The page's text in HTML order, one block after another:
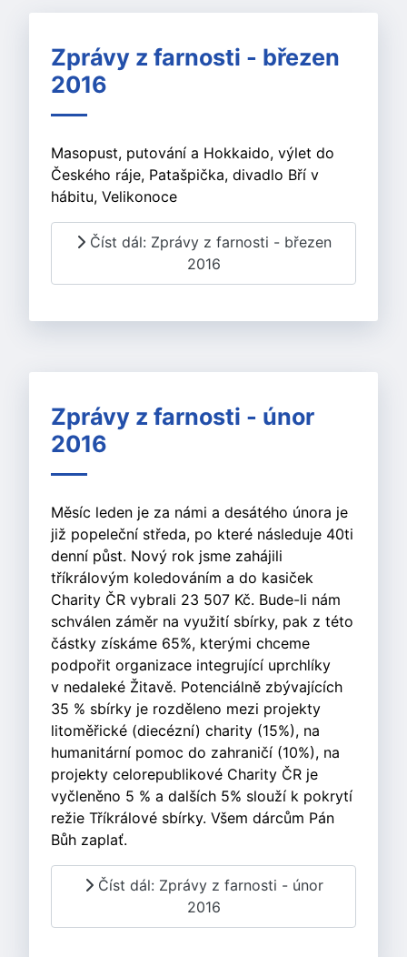
Zprávy z farnosti - březen
2016
Masopust, putování a Hokkaido, výlet do
Českého ráje, Patašpička, divadlo Bří v
hábitu, Velikonoce
Číst dál: Zprávy z farnosti - březen
2016
Zprávy z farnosti - únor
2016
Měsíc leden je za námi a desátého února je
již popeleční středa, po které následuje 40ti
denní půst. Nový rok jsme zahájili
tříkrálovým koledováním a do kasiček
Charity ČR vybrali 23 507 Kč. Bude-li nám
schválen záměr na využití sbírky, pak z této
částky získáme 65%, kterými chceme
podpořit organizace integrující uprchlíky
v nedaleké Žitavě. Potenciálně zbývajících
35 % sbírky je rozděleno mezi projekty
litoměřické (diecézní) charity (15%), na
humanitární pomoc do zahraničí (10%), na
projekty celorepublikové Charity ČR je
vyčleněno 5 % a dalších 5% slouží k pokrytí
režie Tříkrálové sbírky. Všem dárcům Pán
Bůh zaplať.
Číst dál: Zprávy z farnosti - únor
2016